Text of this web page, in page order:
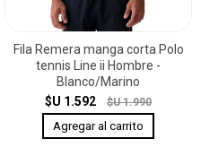
Fila Remera manga corta Polo
tennis Line ii Hombre -
Blanco/Marino
$U 1.592
$U 1.990